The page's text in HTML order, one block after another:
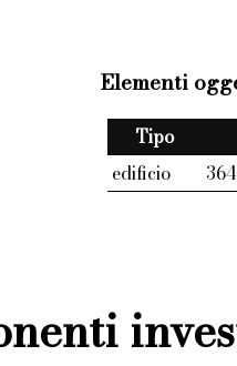
Elementi
Tipo
edificio